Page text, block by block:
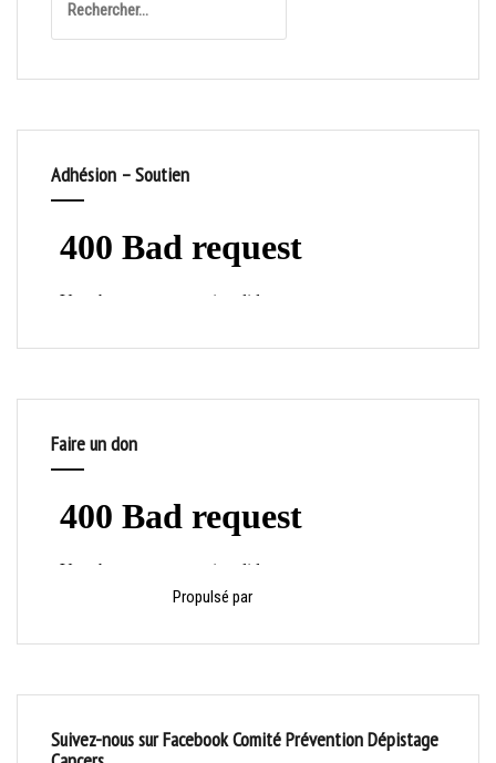
Adhésion – Soutien
Faire un don
Propulsé par
Suivez-nous sur Facebook Comité Prévention Dépistage